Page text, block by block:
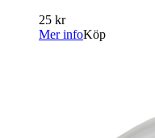
25 kr
Mer infoKöp